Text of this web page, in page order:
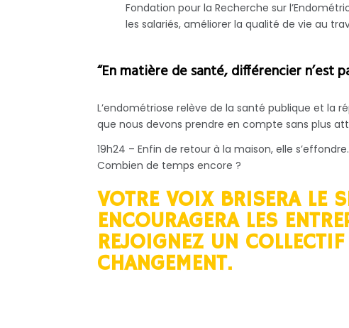
Fondation pour la Recherche sur
les salariés, améliorer la qualité de vie au
“En matière de santé, différencier n’est
L’endométriose relève de la santé publique et la
que nous devons prendre en compte sans plus
19h24 – Enfin de retour à la maison, elle
Combien de temps encore ?
VOTRE VOIX BRISERA LE
ENCOURAGERA LES
REJOIGNEZ UN
CHANGEMENT.